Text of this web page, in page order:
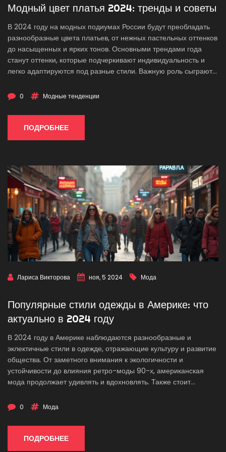
Модный цвет платья 2024: тренды и советы
В 2024 году на модных подиумах России будут преобладать
разнообразные цвета платьев, от нежных пастельных оттенков
до насыщенных и ярких тонов. Основными трендами года
станут оттенки, которые подчеркивают индивидуальность и
легко адаптируются под разные стили. Важную роль сыграют
цветовые эффекты. В этой статье разбираем, какие цвета
0 Модные тенденции
ПОДРОБНЕЕ
Лариса Викторова ноя, 5 2024 Мода
Популярные стили одежды в Америке: что
актуально в 2024 году
В 2024 году в Америке наблюдаются разнообразные и
эклектичные стили в одежде, отражающие культуру и развитие
общества. От заметного внимания к экологичности и
устойчивости до влияния ретро-моды 90-х, американская
мода продолжает удивлять и вдохновлять. Также стоит
становятся все более важной составляющей повседневной
которые формируют стиль современного американца.
Полезные советы помогут каждому найти свой уникальный и
актуальный образ.
0 Мода
ПОДРОБНЕЕ